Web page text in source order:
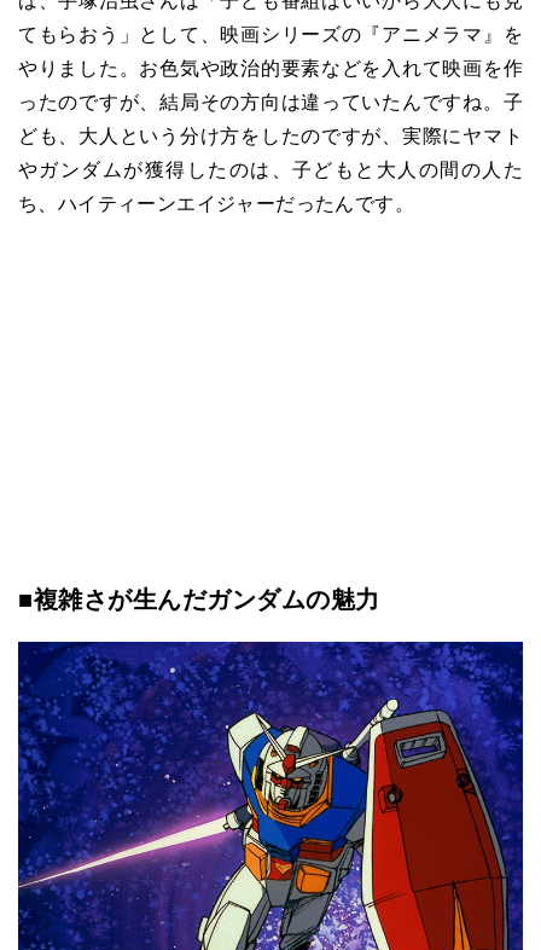
てもらおう」として、映画シリーズの『アニメラマ』を
やりました。お色気や政治的要素などを入れて映画を作
ったのですが、結局その方向は違っていたんですね。子
ども、大人という分け方をしたのですが、実際にヤマト
やガンダムが獲得したのは、子どもと大人の間の人た
ち、ハイティーンエイジャーだったんです。
■複雑さが生んだガンダムの魅力